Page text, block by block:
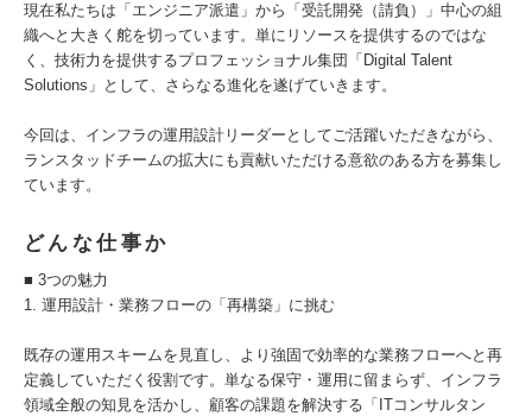
現在私たちは「エンジニア派遣」から「受託開発（請負）」中心の組
織へと大きく舵を切っています。単にリソースを提供するのではな
く、技術力を提供するプロフェッショナル集団「Digital Talent
Solutions」として、さらなる進化を遂げていきます。
今回は、インフラの運用設計リーダーとしてご活躍いただきながら、
ランスタッドチームの拡大にも貢献いただける意欲のある方を募集し
ています。
どんな仕事か
■ 3つの魅力
1. 運用設計・業務フローの「再構築」に挑む
既存の運用スキームを見直し、より強固で効率的な業務フローへと再
定義していただく役割です。単なる保守・運用に留まらず、インフラ
領域全般の知見を活かし、顧客の課題を解決する「ITコンサルタン